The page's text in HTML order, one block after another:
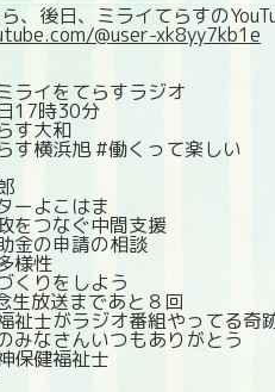
、後日、ミライてらすの
@user-xk8yy7kb1e
ライをてらすラジオ
17時30分
す大和
す横浜旭 #働くって楽しい
ーよこはま
をつなぐ中間支援
金の申請の相談
様性
くりをしよう
生放送まであと８回
祉士がラジオ番組やってる奇
みなさんいつもありがとう
保健福祉士